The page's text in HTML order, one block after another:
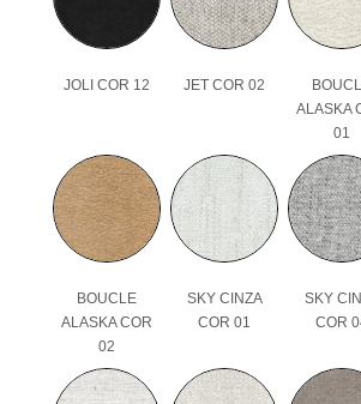
JOLI COR 12 JET COR 02
ALASKA
01
BOUCLE
ALASKA COR
02
SKY CINZA
COR 01
SKY
COR